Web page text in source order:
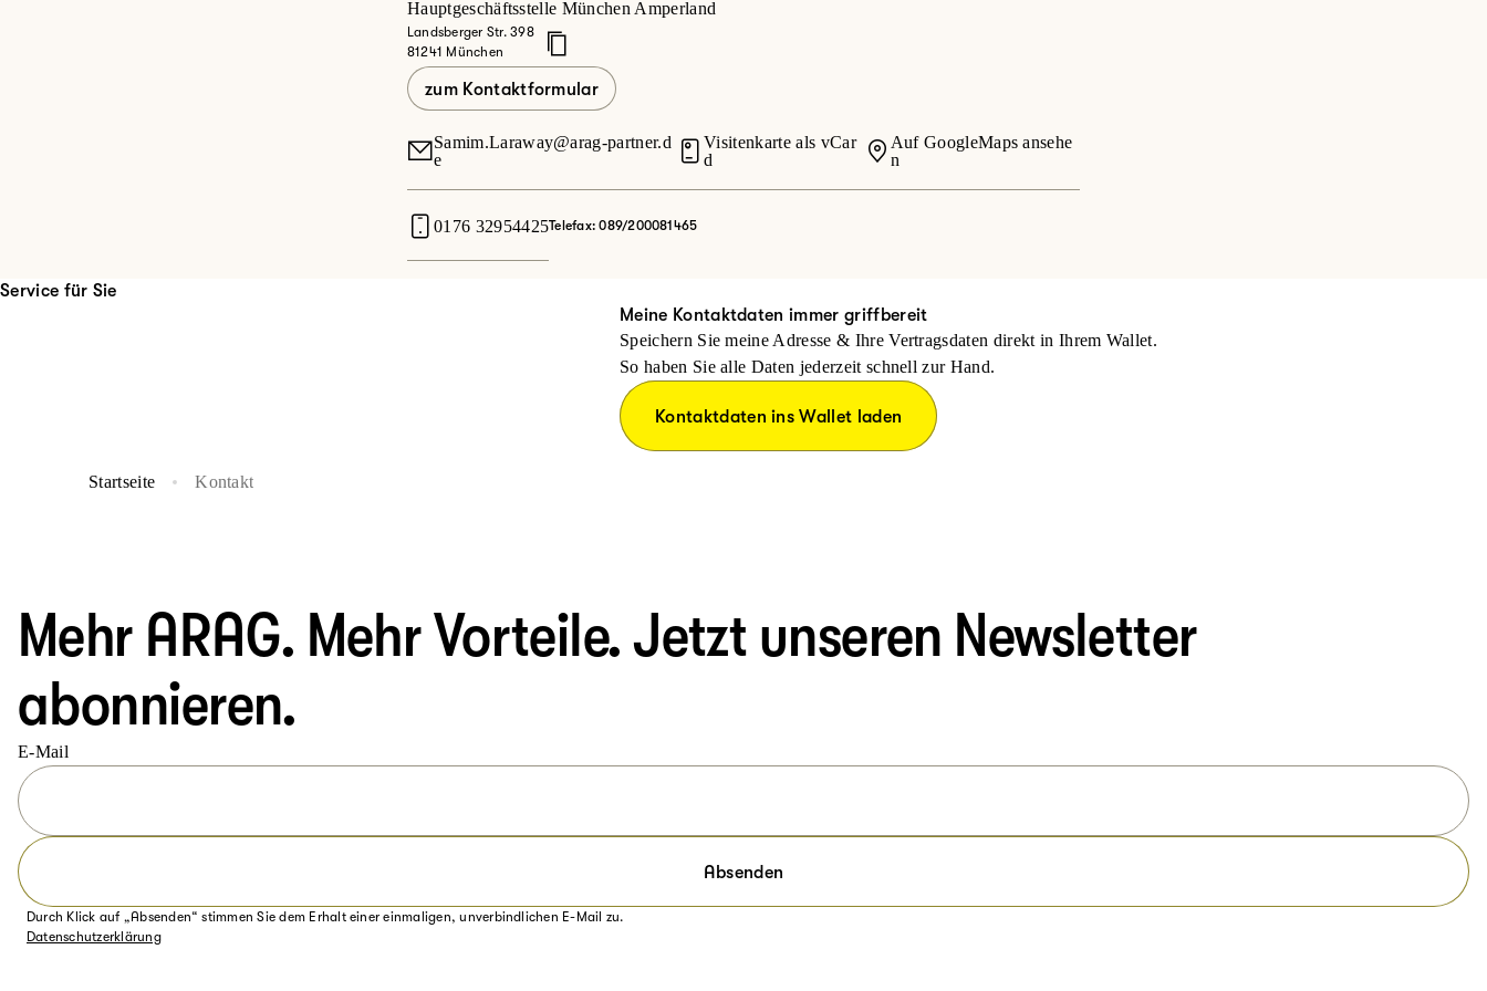
Hauptgeschäftsstelle München Amperland
Landsberger Str. 398
81241 München
zum Kontaktformular
Samim.Laraway@arag-partner.d
e
Visitenkarte als vCar
d
Auf GoogleMaps ansehe
n
0176 32954425Telefax: 089/200081465
Service für Sie
Meine Kontaktdaten immer griffbereit
Speichern Sie meine Adresse & Ihre Vertragsdaten direkt in Ihrem Wallet.
So haben Sie alle Daten jederzeit schnell zur Hand.
Kontaktdaten ins Wallet laden
Startseite Kontakt
Mehr ARAG. Mehr Vorteile. Jetzt unseren Newsletter
abonnieren.
E-Mail
Absenden
Durch Klick auf „Absenden“ stimmen Sie dem Erhalt einer einmaligen, unverbindlichen E-Mail zu.
Datenschutzerklärung